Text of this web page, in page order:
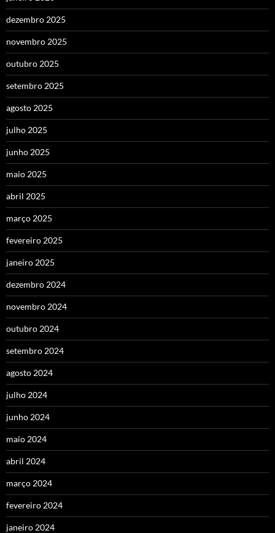
dezembro 2025
novembro 2025
outubro 2025
setembro 2025
agosto 2025
julho 2025
junho 2025
maio 2025
abril 2025
março 2025
fevereiro 2025
janeiro 2025
dezembro 2024
novembro 2024
outubro 2024
setembro 2024
agosto 2024
julho 2024
junho 2024
maio 2024
abril 2024
março 2024
fevereiro 2024
janeiro 2024